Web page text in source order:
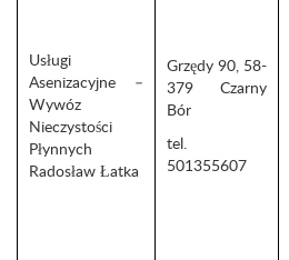
Usługi
Asenizacyjne –
Wywóz
Nieczystości
Płynnych
Radosław Łatka
Grzędy 90, 58-
379 Czarny
Bór
tel.
501355607